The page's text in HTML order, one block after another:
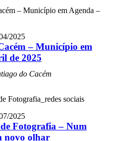
e
Eventos
– Município em
de 2025
2025
do Cacém
Fotografia – Num
novo olhar
2025